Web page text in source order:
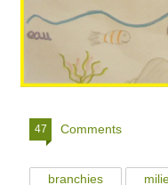
47 Comments
branchies